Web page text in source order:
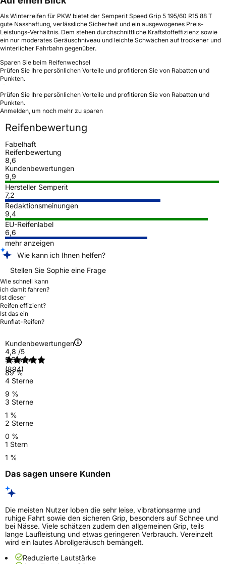
Als Winterreifen für PKW bietet der Semperit Speed Grip 5 195/60 R15 88 T
gute Nasshaftung, verlässliche Sicherheit und ein ausgewogenes Preis-
Leistungs-Verhältnis. Dem stehen durchschnittliche Kraftstoffeffizienz sowie
ein nur moderates Geräuschniveau und leichte Schwächen auf trockener und
winterlicher Fahrbahn gegenüber.
Sparen Sie beim Reifenwechsel
Prüfen Sie Ihre persönlichen Vorteile und profitieren Sie von Rabatten und
Punkten.
Prüfen Sie Ihre persönlichen Vorteile und profitieren Sie von Rabatten und
Punkten.
Anmelden, um noch mehr zu sparen
Reifenbewertung
Fabelhaft
Reifenbewertung
8,6
Kundenbewertungen
9,9
Hersteller Semperit
7,2
Redaktionsmeinungen
9,4
EU-Reifenlabel
6,6
mehr anzeigen
Wie kann ich Ihnen helfen?
Stellen Sie Sophie eine Frage
Wie schnell kann
ich damit fahren?
Ist dieser
Reifen effizient?
Ist das ein
Runflat-Reifen?
Kundenbewertungen
4,8 /5
(894)
5 Sterne
89 %
4 Sterne
9 %
3 Sterne
1 %
2 Sterne
0 %
1 Stern
1 %
Das sagen unsere Kunden
Die meisten Nutzer loben die sehr leise, vibrationsarme und
ruhige Fahrt sowie den sicheren Grip, besonders auf Schnee und
bei Nässe. Viele schätzen zudem den allgemeinen Grip, teils
lange Laufleistung und etwas geringeren Verbrauch. Vereinzelt
wird ein lautes Abrollgeräusch bemängelt.
Reduzierte Lautstärke